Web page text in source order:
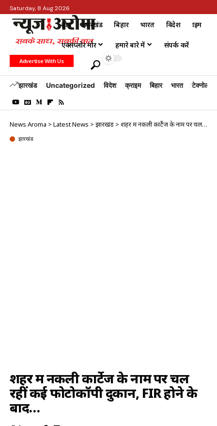
Saturday, 8 Aug 2026
होम झारखंड बिहार भारत विदेश क्राइम
एक्सप्लोर मोर हमारे बारे में संपर्क करें
Advertise With Us
झारखंड Uncategorized विदेश क्राइम बिहार भारत टेक्नोलॉजी
News Aroma > Latest News > झारखंड > शहर में नकली कार्टेज के नाम पर चल रहीं कई फोटोकॉपी दुकानें, FIR होने के बाद…
झारखंड
शहर में नकली कार्टेज के नाम पर चल
रहीं कई फोटोकॉपी दुकानें, FIR होने के
बाद…